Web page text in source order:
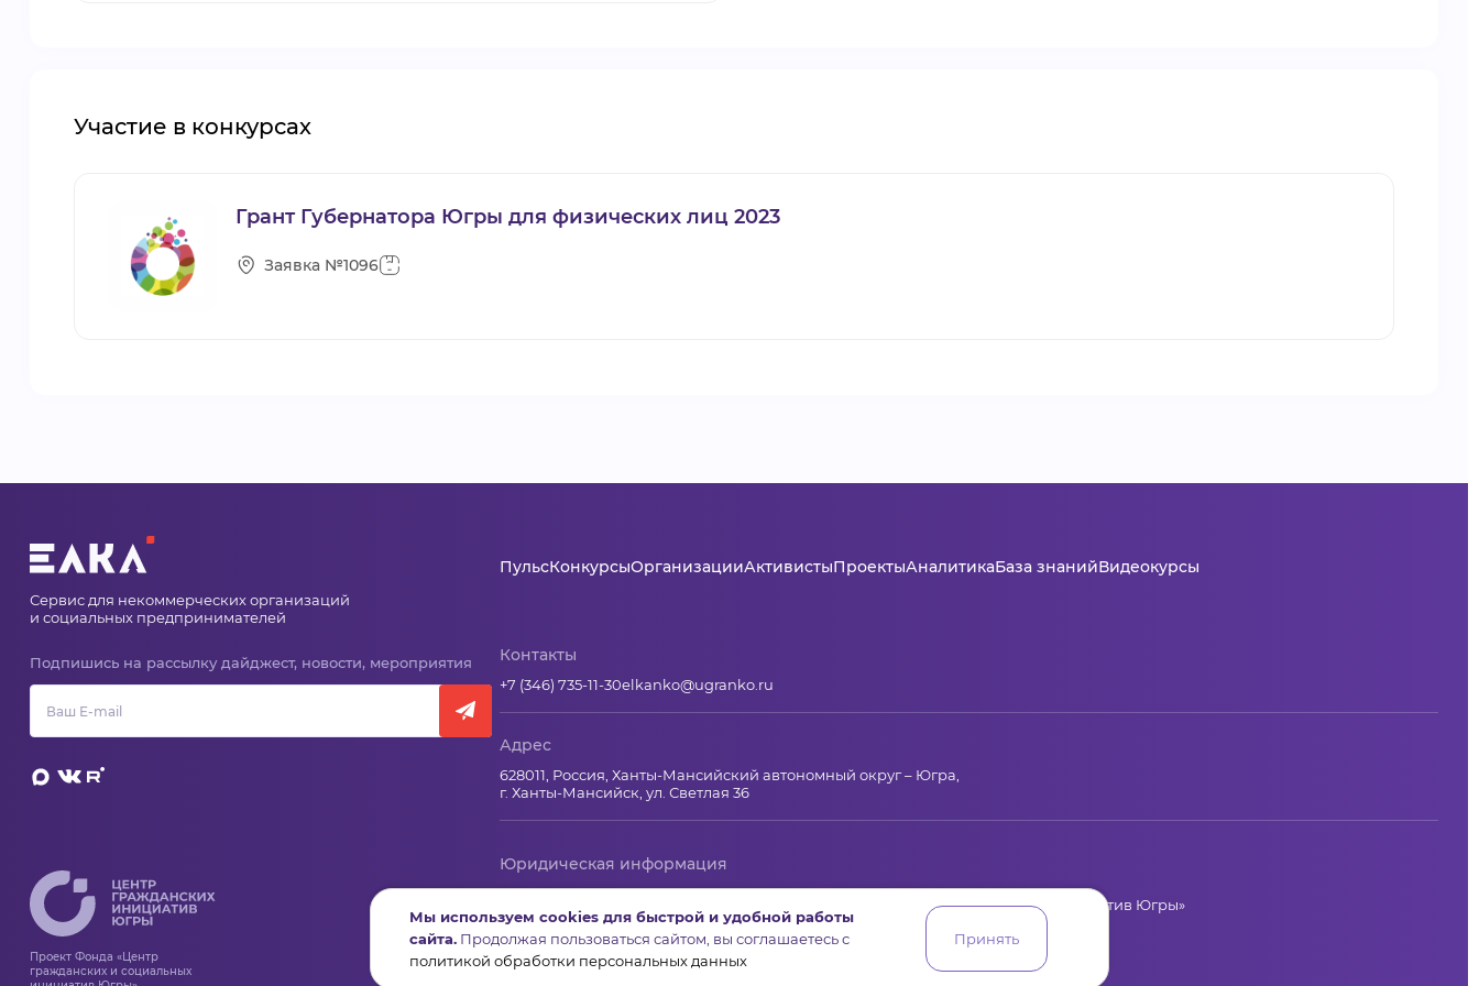
Участие в конкурсах
Грант Губернатора Югры для физических лиц 2023
Заявка №1096
Сервис для некоммерческих организаций
и социальных предпринимателей
Подпишись на рассылку дайджест, новости, мероприятия
Проект Фонда «Центр
гражданских и социальных
ПульсКонкурсыОрганизацииАктивистыПроектыАналитикаБаза знанийВидеокурсы
Контакты
+7 (346) 735-11-30elkanko@ugranko.ru
Адрес
628011, Россия, Ханты-Мансийский автономный округ – Югра,
г. Ханты-Мансийск, ул. Светлая 36
Юридическая информация
Региональный грантооператор Фонд «Центр гражданских и социальных инициатив Югры»
Юридический и почтовый адрес: 628011, Ханты-Мансийск, ул.Светлая, 36
ИНН 8601065590, КПП 860101001
Мы используем cookies для быстрой и удобной работы
сайта. Продолжая пользоваться сайтом, вы соглашаетесь с
политикой обработки персональных данных
Принять